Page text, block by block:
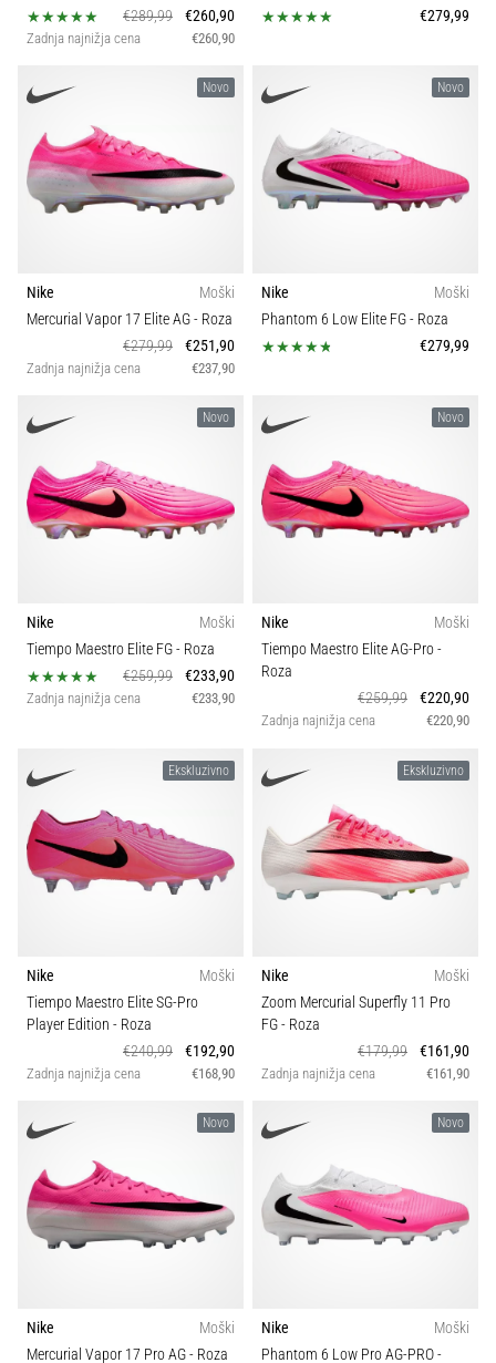
€289,99
€260,90
Zadnja najnižja cena €260,90
€279,99
Novo
Nike
Moški
Mercurial Vapor 17 Elite AG- Roza
€279,99
€251,90
Zadnja najnižja cena €237,90
Novo
Nike
Moški
Phantom 6 Low Elite FG- Roza
€279,99
Novo
Nike
Moški
Tiempo Maestro Elite FG- Roza
€259,99
€233,90
Zadnja najnižja cena €233,90
Novo
Nike
Moški
Tiempo Maestro Elite AG-Pro-
Roza
€259,99
€220,90
Zadnja najnižja cena €220,90
Ekskluzivno
Nike
Moški
Tiempo Maestro Elite SG-Pro
Player Edition - Roza
€240,99
€192,90
Zadnja najnižja cena €168,90
Ekskluzivno
Nike
Moški
Zoom Mercurial Superfly 11 Pro
FG- Roza
€179,99
€161,90
Zadnja najnižja cena €161,90
Novo
Nike
Moški
Mercurial Vapor 17 Pro AG- Roza
Novo
Nike
Moški
Phantom 6 Low Pro AG-PRO-